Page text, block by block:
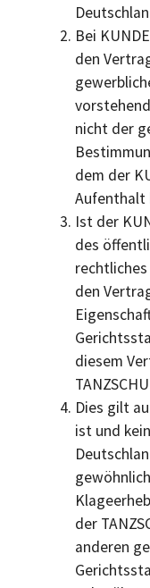
Bei
den
nicht der
dem der
Aufenthalt
Ist der
des
den
diesem
Dies gilt
ist und
der
anderen